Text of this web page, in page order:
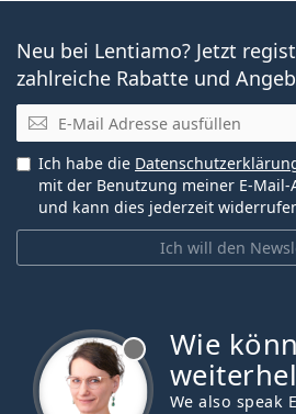
Neu bei Lentiamo? Jetzt
zahlreiche Rabatte und
E-Mail
Ich will den
Ich habe die
mit der Benutzung meiner E-Mail-
und kann dies jederzeit
Wie
We also speak